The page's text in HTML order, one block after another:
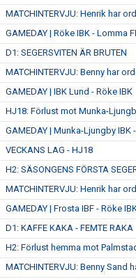
MATCHINTERVJU: Henrik har
GAMEDAY | Röke IBK - Lomma
D1: SEGERSVITEN ÄR BRUTEN
MATCHINTERVJU: Benny har
GAMEDAY | IBK Lund - Röke IBK
HJ18: Förlust mot Munka-
GAMEDAY | Munka-Ljungby IBK
VECKANS LAG - HJ18
H2: SÄSONGENS FÖRSTA
MATCHINTERVJU: Henrik har
GAMEDAY | Frosta IBF - Röke
D1: KAFFE KAKA - FEMTE RAKA
H2: Förlust hemma mot
MATCHINTERVJU: Benny Sand